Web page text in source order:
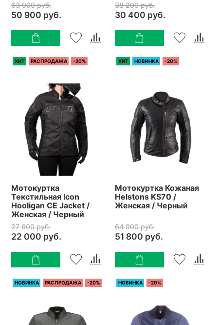
63 900 руб.
50 900 руб.
38 200 руб.
30 400 руб.
ХИТ РАСПРОДАЖА -20%
Мотокуртка
Текстильная Icon
Hooligan CE Jacket /
Женская / Черный
27 600 руб.
22 000 руб.
ХИТ НОВИНКА -20%
Мотокуртка Кожаная
Helstons KS70 /
Женская / Черный
64 900 руб.
51 800 руб.
НОВИНКА РАСПРОДАЖА -20% НОВИНКА -20%